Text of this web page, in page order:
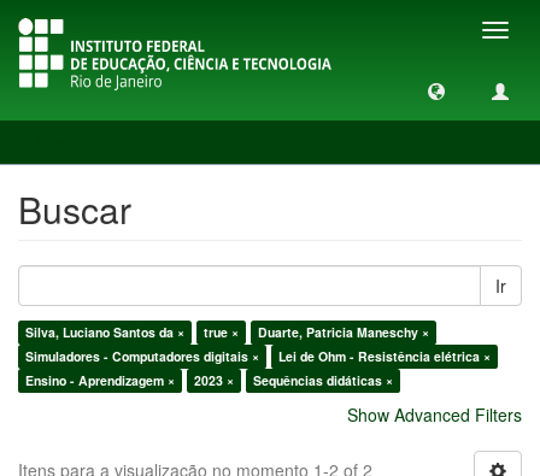
Buscar
Ir
Silva, Luciano Santos da × true ×
Duarte, Patricia Maneschy ×
Simuladores - Computadores digitais ×
Lei de Ohm - Resistência elétrica ×
Ensino - Aprendizagem ×
2023 × Sequências didáticas ×
Show Advanced Filters
Itens para a visualização no momento 1-2 of 2